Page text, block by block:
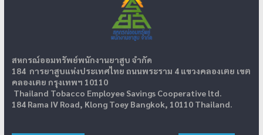
สหกรณ์ออมทรัพย์พนักงานยาสูบ จำกัด
184 การยาสูบแห่งประเทศไทย ถนนพระราม 4 แขวงคลองเตย เขต
คลองเตย กรุงเทพฯ 10110
Thailand Tobacco Employee Savings Cooperative ltd.
184 Rama IV Road, Klong Toey Bangkok, 10110 Thailand.